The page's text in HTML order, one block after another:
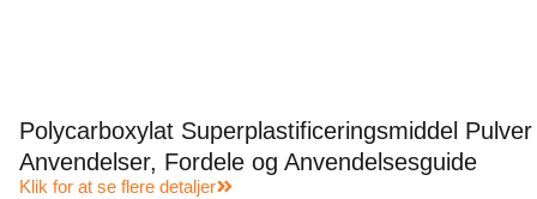
Polycarboxylat Superplastificeringsmiddel Pulver
Anvendelser, Fordele og Anvendelsesguide
Klik for at se flere detaljer